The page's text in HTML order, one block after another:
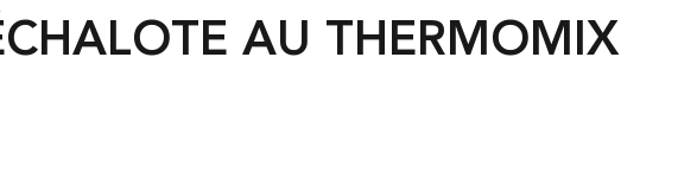
AU THERMOMIX